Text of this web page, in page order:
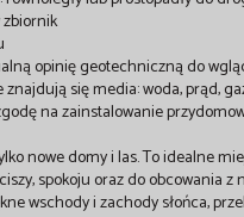
zbiornik
opinię geotechniczną do
znajdują się media: woda, prąd,
na zainstalowanie
nowe domy i las. To idealne
spokoju oraz do obcowania z
wschody i zachody słońca,